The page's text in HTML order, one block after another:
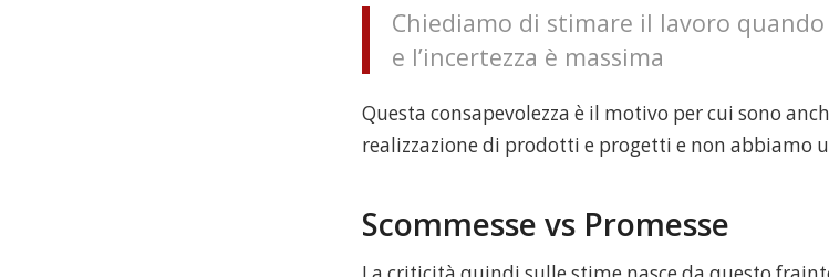
Chiediamo di stimare il lavoro
e l’incertezza è massima
Questa consapevolezza è il motivo per cui sono
realizzazione di prodotti e progetti e non abbiamo
Scommesse vs Promesse